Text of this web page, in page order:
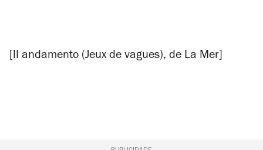
[II andamento (Jeux de vagues), de La Mer]